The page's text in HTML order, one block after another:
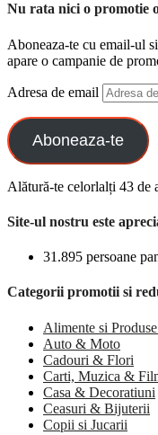
Nu rata nici o promotie
Aboneaza-te cu email-ul
apare o campanie de
Adresa de email
Aboneaza-te
Alătură-te celorlalți 43 de
Site-ul nostru este
31.895 persoane
Categorii promotii si
Alimente si
Auto & Moto
Cadouri & Flori
Carti, Muzica &
Casa & Decoratiuni
Ceasuri & Bijuterii
Copii si Jucarii